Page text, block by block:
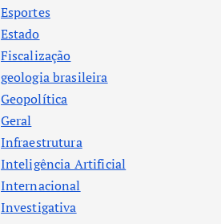
Esportes
Estado
Fiscalização
geologia brasileira
Geopolítica
Geral
Infraestrutura
Inteligência Artificial
Internacional
Investigativa